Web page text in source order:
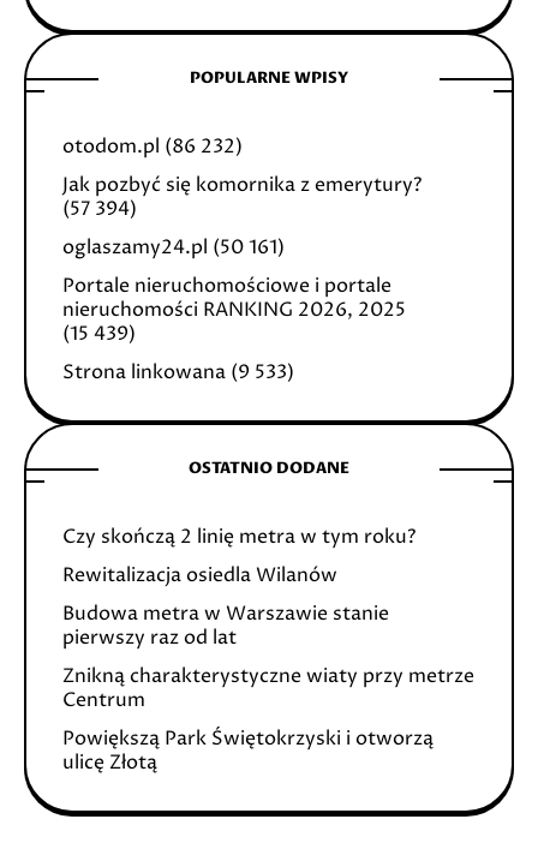
POPULARNE WPISY
otodom.pl (86 232)
Jak pozbyć się komornika z emerytury?
(57 394)
oglaszamy24.pl (50 161)
Portale nieruchomościowe i portale
nieruchomości RANKING 2026, 2025
(15 439)
Strona linkowana (9 533)
OSTATNIO DODANE
Czy skończą 2 linię metra w tym roku?
Rewitalizacja osiedla Wilanów
Budowa metra w Warszawie stanie
pierwszy raz od lat
Znikną charakterystyczne wiaty przy metrze
Centrum
Powiększą Park Świętokrzyski i otworzą
ulicę Złotą